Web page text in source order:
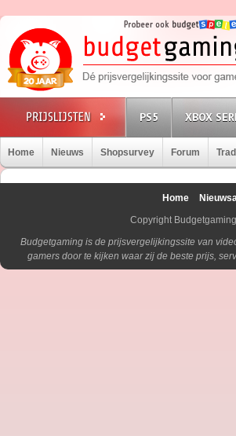
PS5 XBOX
Home Nieuws Shopsurvey Forum
Home
Copyright Budgetgaming
Budgetgaming is de prijsvergelijkingssite van
gamers door te kijken waar zij de beste prijs,